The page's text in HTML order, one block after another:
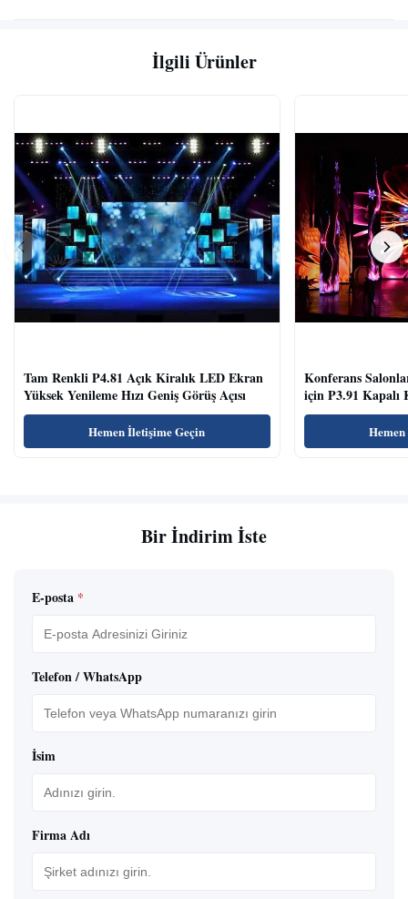
İlgili Ürünler
Tam Renkli P4.81 Açık Kiralık LED Ekran
Yüksek Yenileme Hızı Geniş Görüş Açısı
Hemen İletişime Geçin
Konferans
için P3.91
Temizle
Bir İndirim İste
E-posta *
Telefon / WhatsApp
İsim
Firma Adı